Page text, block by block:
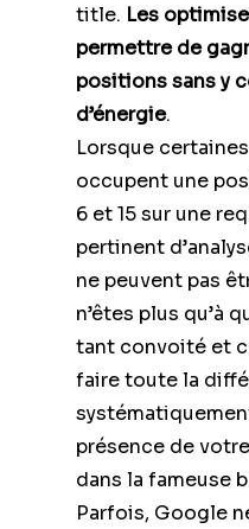
title. Les
permettre de
positions sans y
d’énergie.
Lorsque
occupent une
6 et 15 sur une
pertinent
ne peuvent pas
n’êtes plus qu’à
tant convoité et
faire toute la
présence de
dans la fameuse
Parfois, Google